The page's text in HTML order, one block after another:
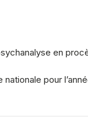
en
nationale pour